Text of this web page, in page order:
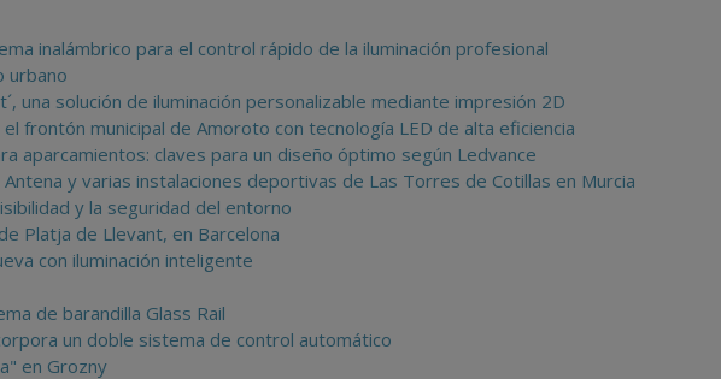
inalámbrico para el control rápido de la iluminación profesional
urbano
una solución de iluminación personalizable mediante impresión 2D
frontón municipal de Amoroto con tecnología LED de alta eficiencia
aparcamientos: claves para un diseño óptimo según Ledvance
Antena y varias instalaciones deportivas de Las Torres de Cotillas en Murcia
y la seguridad del entorno
Platja de Llevant, en Barcelona
con iluminación inteligente
de barandilla Glass Rail
un doble sistema de control automático
en Grozny